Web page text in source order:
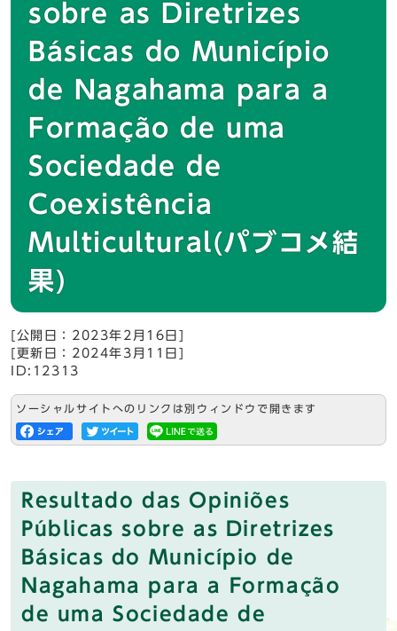
sobre as Diretrizes
Básicas do Município
de Nagahama para a
Formação de uma
Sociedade de
Coexistência
Multicultural(パブコメ結
果)
[公開日：2023年2月16日]
[更新日：2024年3月11日]
ID:12313
ソーシャルサイトへのリンクは別ウィンドウで開きます
Resultado das Opiniões
Públicas sobre as Diretrizes
Básicas do Município de
Nagahama para a Formação
de uma Sociedade de